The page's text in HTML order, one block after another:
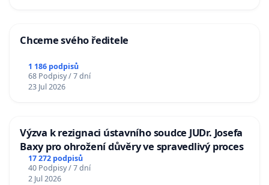
Chceme svého ředitele
1 186 podpisů
68 Podpisy / 7 dní
23 Jul 2026
Výzva k rezignaci ústavního soudce JUDr. Josefa
Baxy pro ohrožení důvěry ve spravedlivý proces
17 272 podpisů
40 Podpisy / 7 dní
2 Jul 2026